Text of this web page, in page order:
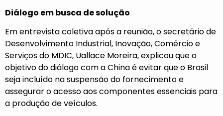
Diálogo em busca de solução
Em entrevista coletiva após a reunião, o secretário de
Desenvolvimento Industrial, Inovação, Comércio e
Serviços do MDIC, Uallace Moreira, explicou que o
objetivo do diálogo com a China é evitar que o Brasil
seja incluído na suspensão do fornecimento e
assegurar o acesso aos componentes essenciais para
a produção de veículos.